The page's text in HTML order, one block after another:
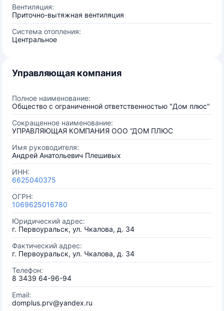
Вентиляция:
Приточно-вытяжная вентиляция
Система отопления:
Центральное
Управляющая компания
Полное наименование:
Общество с ограниченной ответственностью "Дом плюс"
Сокращенное наименование:
УПРАВЛЯЮЩАЯ КОМПАНИЯ ООО “ДОМ ПЛЮС
Имя руководителя:
Андрей Анатольевич Плешивых
ИНН:
6625040375
ОГРН:
1069625016780
Юридический адрес:
г. Первоуральск, ул. Чкалова, д. 34
Фактический адрес:
г. Первоуральск, ул. Чкалова, д. 34
Телефон:
8 3439 64-96-94
Email:
domplus.prv@yandex.ru